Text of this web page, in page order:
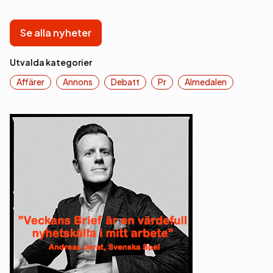
Se alla nyheter
Utvalda kategorier
Affärer
Annons Debatt Pr Almedalen